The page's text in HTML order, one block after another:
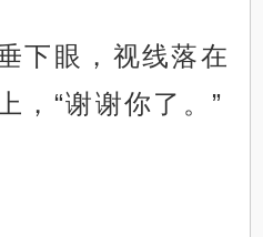
下眼，视线落在
，“谢谢你了。”